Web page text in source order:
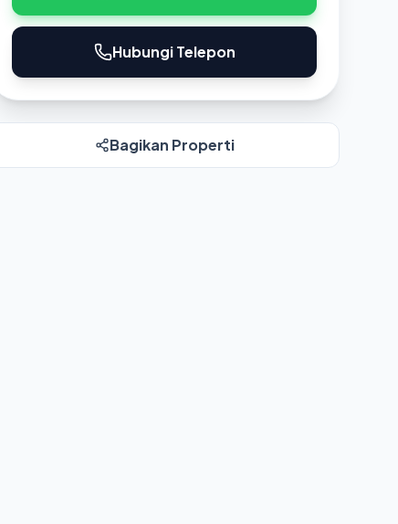
Hubungi Telepon
Bagikan Properti